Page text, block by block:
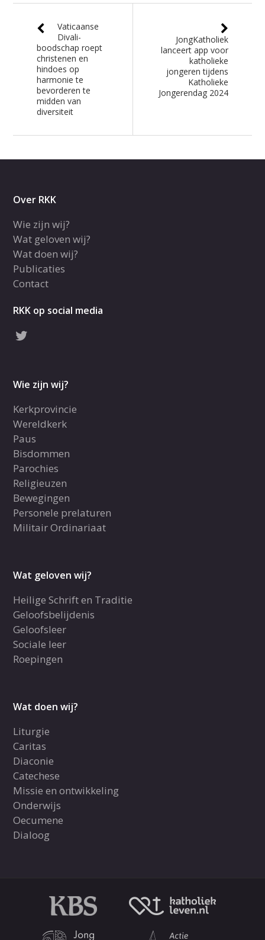
Vaticaanse
Divali-
boodschap roept
christenen en
hindoes op
harmonie te
bevorderen te
midden van
diversiteit
JongKatholiek
lanceert app voor
katholieke
jongeren tijdens
Katholieke
Jongerendag 2024
Over RKK
Wie zijn wij?
Wat geloven wij?
Wat doen wij?
Publicaties
Contact
RKK op social media
Wie zijn wij?
Kerkprovincie
Wereldkerk
Paus
Bisdommen
Parochies
Religieuzen
Bewegingen
Personele prelaturen
Militair Ordinariaat
Wat geloven wij?
Heilige Schrift en Traditie
Geloofsbelijdenis
Geloofsleer
Sociale leer
Roepingen
Wat doen wij?
Liturgie
Caritas
Diaconie
Catechese
Missie en ontwikkeling
Onderwijs
Oecumene
Dialoog